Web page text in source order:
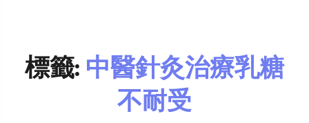
標籤:中醫針灸治療乳糖
不耐受